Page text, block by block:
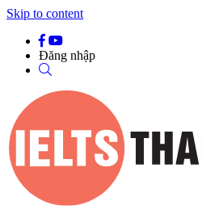
Skip to content
Đăng nhập